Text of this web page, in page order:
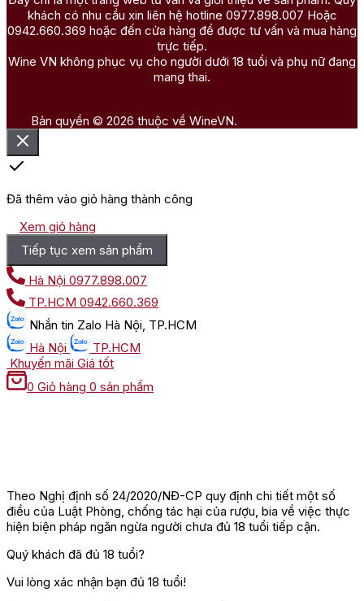
5.3. Rượu vang Hồng Bekaa Valley
Rượu vang hồngtại Bekaa Valley chủ yếu được làm từ Cinsault,
Grenache, Syrah hoặc phối trộn cùng Cabernet Sauvignon.
Phong cách vang hồng của vùng có màu hồng nhạt đến hồng
cam, nổi bật với hương dâu tây, quả mâm xôi, đào và các nốt
hương hoa, mang đến cảm giác tươi mát và dễ thưởng thức.
khách có nhu cầu xin liên hệ hotline 0977.898.007 Hoặc
0942.660.369 hoặc đến cửa hàng để được tư vấn và mua hàng
trực tiếp.
Wine VN không phục vụ cho người dưới 18 tuổi và phụ nữ đang
mang thai.
Bản quyền © 2026 thuộc về WineVN.
Đã thêm vào giỏ hàng thành công
Xem giỏ hàng
Tiếp tục xem sản phẩm
Hà Nội 0977.898.007
TP.HCM 0942.660.369
Nhắn tin Zalo Hà Nội, TP.HCM
Hà Nội
TP.HCM
Khuyến mãi Giá tốt
0 Giỏ hàng 0 sản phẩm
Theo Nghị định số 24/2020/NĐ-CP quy định chi tiết một số
điều của Luật Phòng, chống tác hại của rượu, bia về việc thực
hiện biện pháp ngăn ngừa người chưa đủ 18 tuổi tiếp cận.
Quý khách đã đủ 18 tuổi?
Vui lòng xác nhận bạn đủ 18 tuổi!